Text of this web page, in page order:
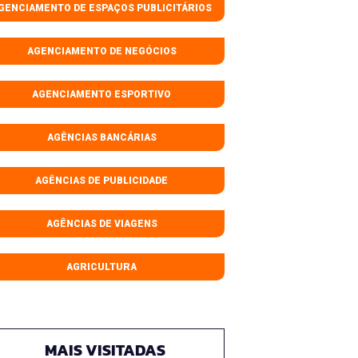
DE ESPAÇOS PUBLICITÁRIOS
AGENCIAMENTO DE NEGÓCIOS
AGENCIAMENTO ESPORTIVO
AGÊNCIAS BANCÁRIAS
AGÊNCIAS DE PUBLICIDADE
AGÊNCIAS DE VIAGENS
AGRICULTURA
MAIS VISITADAS